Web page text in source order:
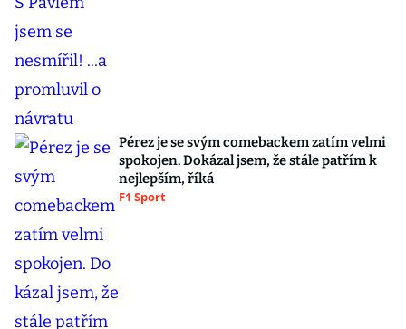
Pérez je se svým comebackem zatím velmi
spokojen. Dokázal jsem, že stále patřím k
nejlepším, říká
F1 Sport